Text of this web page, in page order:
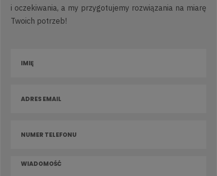
i oczekiwania, a my przygotujemy rozwiązania na miarę
Twoich potrzeb!